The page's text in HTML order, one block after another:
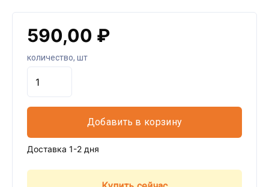
590,00 ₽
количество, шт
Добавить в корзину
Доставка 1-2 дня